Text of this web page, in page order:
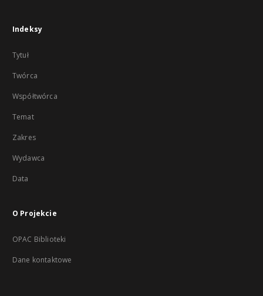
Indeksy
Tytuł
Twórca
Współtwórca
Temat
Zakres
Wydawca
Data
O Projekcie
OPAC Biblioteki
Dane kontaktowe